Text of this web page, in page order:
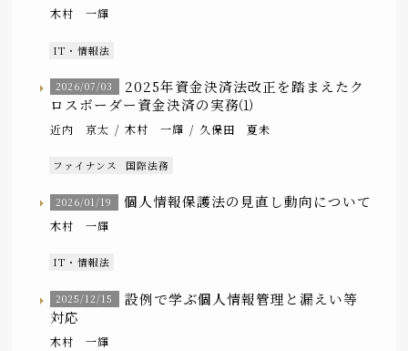
木村 一輝
IT・情報法
2026/07/03
2025年資金決済法改正を踏まえたク
ロスボーダー資金決済の実務⑴
近内 京太 木村 一輝 久保田 夏未
ファイナンス 国際法務
2026/01/19 個人情報保護法の見直し動向について
木村 一輝
IT・情報法
2025/12/15
設例で学ぶ個人情報管理と漏えい等
対応
木村 一輝